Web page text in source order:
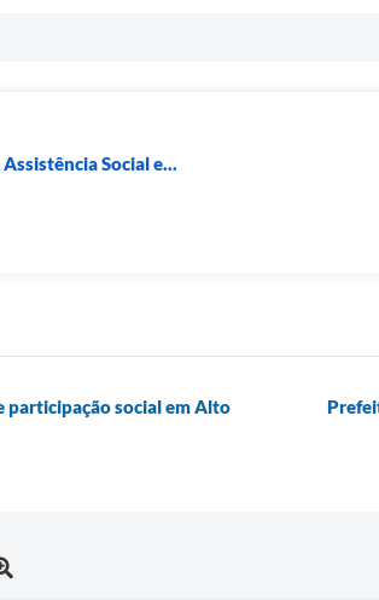
Social e...
participação social em Alto